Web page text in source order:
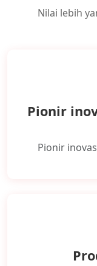
Nilai lebih
Pionir
Pionir